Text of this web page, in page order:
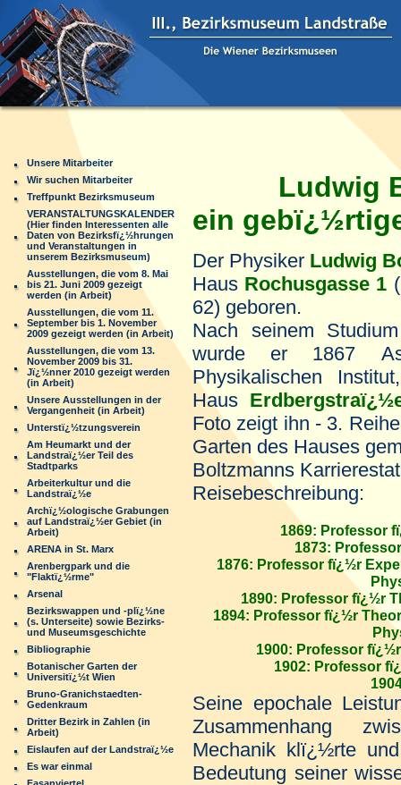
Unsere Mitarbeiter
Wir suchen Mitarbeiter
Treffpunkt Bezirksmuseum
VERANSTALTUNGSKALENDER
(Hier finden Interessenten alle
Daten von Bezirksfï¿½hrungen
und Veranstaltungen in
unserem Bezirksmuseum)
Ausstellungen, die vom 8. Mai
bis 21. Juni 2009 gezeigt
werden (in Arbeit)
Ausstellungen, die vom 11.
September bis 1. November
2009 gezeigt werden (in Arbeit)
Ausstellungen, die vom 13.
November 2009 bis 31.
Jï¿½nner 2010 gezeigt werden
(in Arbeit)
Unsere Ausstellungen in der
Vergangenheit (in Arbeit)
Unterstï¿½tzungsverein
Am Heumarkt und der
Landstraï¿½er Teil des
Stadtparks
Arbeiterkultur und die
Landstraï¿½e
Archï¿½ologische Grabungen
auf Landstraï¿½er Gebiet (in
Arbeit)
ARENA in St. Marx
Arenbergpark und die
"Flaktï¿½rme"
Arsenal
Bezirkswappen und -plï¿½ne
(s. Unterseite) sowie Bezirks-
und Museumsgeschichte
Bibliographie
Botanischer Garten der
Universitï¿½t Wien
Bruno-Granichstaedten-
Gedenkraum
Dritter Bezirk in Zahlen (in
Arbeit)
Eislaufen auf der Landstraï¿½e
Es war einmal
Ludwig
ein
Der Physiker Ludwig
Haus Rochusgasse 1
62) geboren.
Nach seinem
wurde er 1867
Physikalischen
Haus
Foto zeigt ihn - 3.
Garten des Hauses
Boltzmanns
Reisebeschreibung:
1869: Professor
1873:
1876: Professor fï¿½r
1890: Professor fï¿½r
1894: Professor fï¿½r
1900: Professor
1902: Professor
Seine epochale
Zusammenhang
Mechanik klï¿½rte
Bedeutung seiner